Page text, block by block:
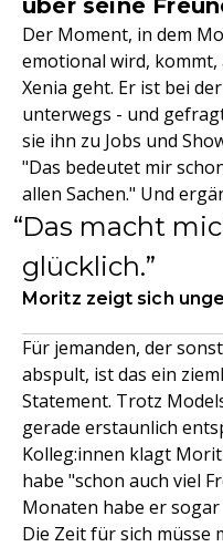
über seine
Der Moment, in dem
emotional wird, kommt,
Xenia geht. Er ist bei
unterwegs - und
sie ihn zu Jobs und
"Das bedeutet mir
allen Sachen." Und
Das macht
glücklich.
Moritz zeigt sich
Für jemanden, der
abspult, ist das ein
Statement. Trotz
gerade erstaunlich
Kolleg:innen klagt
habe "schon auch viel
Monaten habe er
Die Zeit für sich müsse